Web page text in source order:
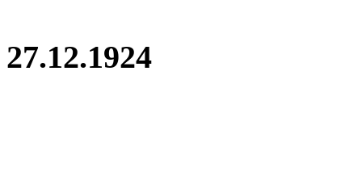
27.12.1924